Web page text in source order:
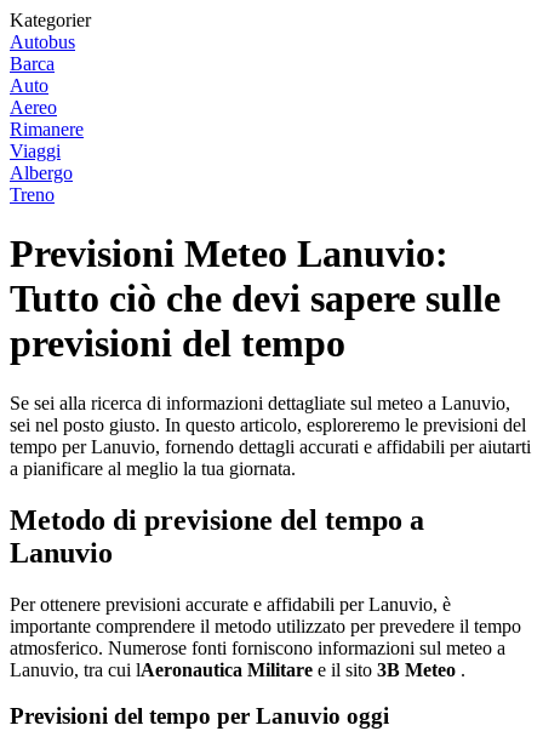
Kategorier
Autobus
Barca
Auto
Aereo
Rimanere
Viaggi
Albergo
Treno
Previsioni Meteo Lanuvio:
Tutto ciò che devi sapere sulle
previsioni del tempo
Se sei alla ricerca di informazioni dettagliate sul meteo a Lanuvio,
sei nel posto giusto. In questo articolo, esploreremo le previsioni del
tempo per Lanuvio, fornendo dettagli accurati e affidabili per aiutarti
a pianificare al meglio la tua giornata.
Metodo di previsione del tempo a
Lanuvio
Per ottenere previsioni accurate e affidabili per Lanuvio, è
importante comprendere il metodo utilizzato per prevedere il tempo
atmosferico. Numerose fonti forniscono informazioni sul meteo a
Lanuvio, tra cui lAeronautica Militare e il sito 3B Meteo .
Previsioni del tempo per Lanuvio oggi